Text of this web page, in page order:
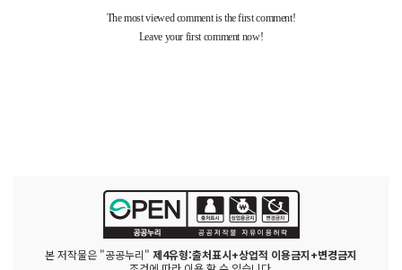
본 저작물은 "공공누리" 제4유형:출처표시+상업적 이용금지+변경금지